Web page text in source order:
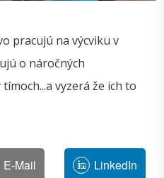
pracujú na výcviku v
o náročných
vyzerá že ich to
E-Mail LinkedIn